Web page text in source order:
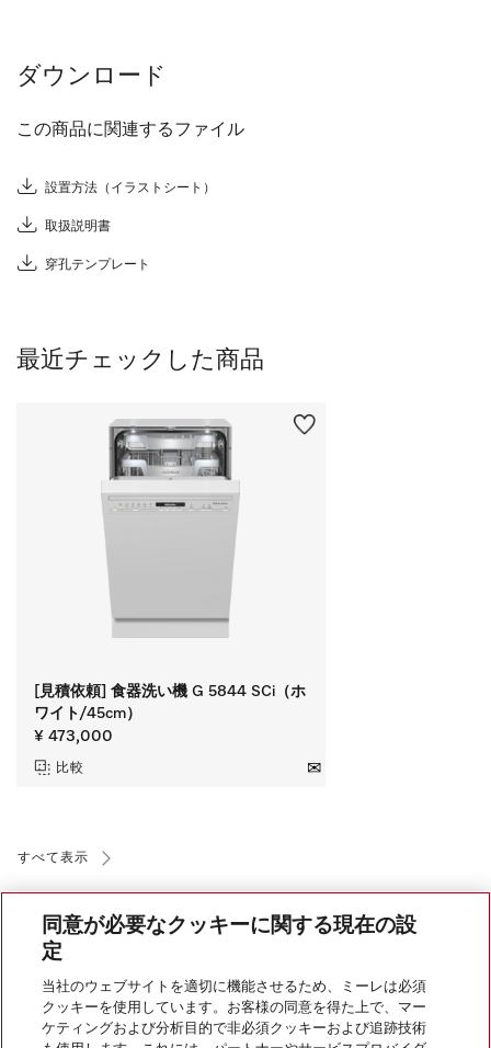
ダウンロード
この商品に関連するファイル
設置方法（イラストシート）
取扱説明書
穿孔テンプレート
最近チェックした商品
[見積依頼] 食器洗い機 G 5844 SCi（ホ
ワイト/45cm）
¥ 473,000
比較
すべて表示
会社案内
同意が必要なクッキーに関する現在の設
定
当社のウェブサイトを適切に機能させるため、ミーレは必須
クッキーを使用しています。お客様の同意を得た上で、マー
ケティングおよび分析目的で非必須クッキーおよび追跡技術